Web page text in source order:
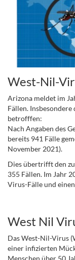
West-Nil-
Arizona meldet im
Fällen.
betrofffen:
Nach Angaben des
bereits 941 Fälle
November 2021).
Dies übertrifft den
355 Fällen. Im Jahr
Virus-Fälle und
West Nil
Das West-Nil-Virus
einer infizierten
Menschen über 50